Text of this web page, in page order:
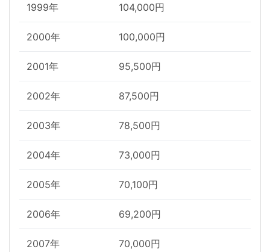
1999年 104,000円
2000年 100,000円
2001年 95,500円
2002年 87,500円
2003年 78,500円
2004年 73,000円
2005年 70,100円
2006年 69,200円
2007年 70,000円